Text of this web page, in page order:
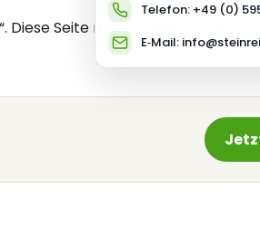
Seite macht deutlich, dass wir
Telefon: +49 (0)
E‑Mail: